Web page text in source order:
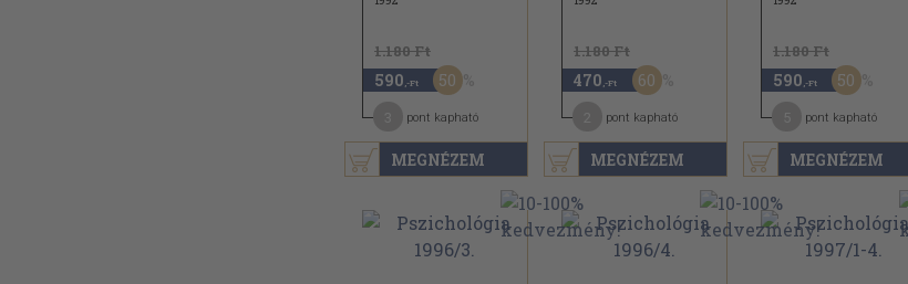
MEGNÉZEM
1.180 Ft
590 ,-Ft 50
pont kapható
MEGNÉZEM
1.180 Ft
470 ,-Ft 60
pont kapható
MEGNÉZEM
1.180 Ft
590 ,-Ft 50
pont kapható